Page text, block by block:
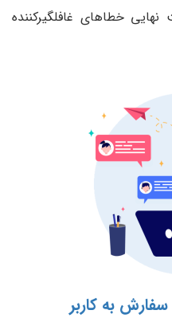
خطاهای غافلگیرکننده
به کاربر